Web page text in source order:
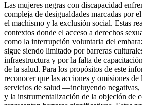
Las mujeres negras con discapacidad
compleja de desigualdades marcadas por
el machismo y la exclusión social. Estas
contextos donde el acceso a derechos
como la interrupción voluntaria del
sigue siendo limitado por barreras
infraestructura y por la falta de
de la salud. Para los propósitos de este
reconocer que las acciones y omisiones de
servicios de salud —incluyendo
y la instrumentalización de la objeción de